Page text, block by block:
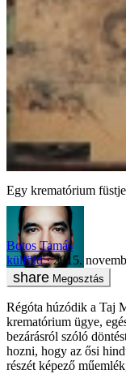
Egy krematórium
Botos Tamás
külföld
2015.
Megosztás
Régóta húzódik a Taj
krematórium ügye,
bezárásról szóló
hozni, hogy az ősi
részét képező